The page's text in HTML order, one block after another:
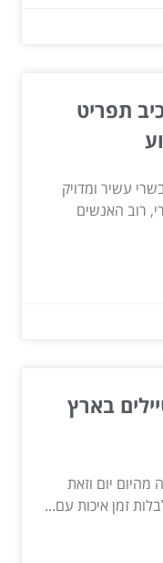
תפריט
עשיר ומדויק
רוב האנשים
בארץ
יום וזאת
זמן איכות עם...